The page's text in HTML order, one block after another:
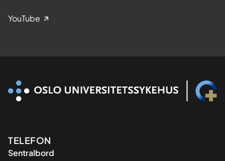
YouTube
Kontaktinformasjon
TELEFON
Sentralbord